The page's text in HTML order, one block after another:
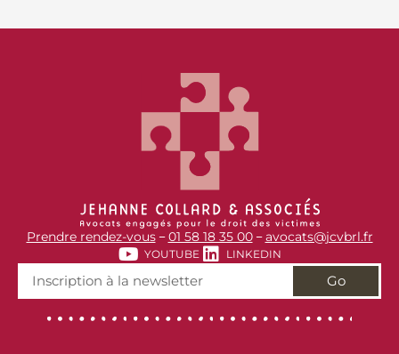
Prendre rendez-vous–01 58 18 35 00–avocats@jcvbrl.fr
YOUTUBE LINKEDIN
Go